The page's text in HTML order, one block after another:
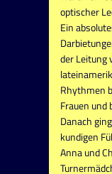
optischer
Ein
der Leitung
Rhythmen
Frauen und
Danach
kundigen
Anna und